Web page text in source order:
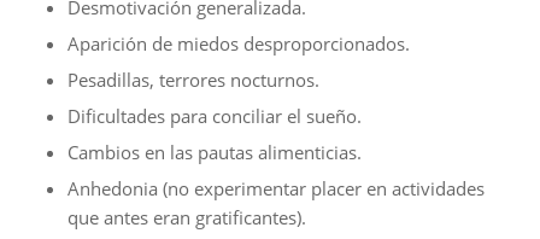
Desmotivación generalizada.
Aparición de miedos desproporcionados.
Pesadillas, terrores nocturnos.
Dificultades para conciliar el sueño.
Cambios en las pautas alimenticias.
Anhedonia (no experimentar placer en actividades
que antes eran gratificantes).